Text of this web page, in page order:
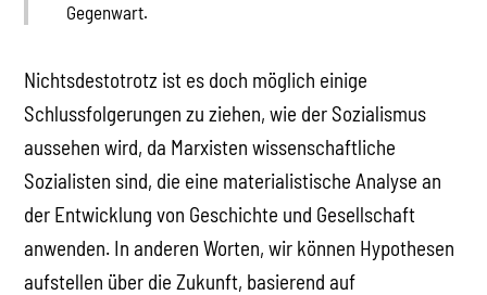
Gegenwart.
Nichtsdestotrotz ist es doch möglich einige
Schlussfolgerungen zu ziehen, wie der Sozialismus
aussehen wird, da Marxisten wissenschaftliche
Sozialisten sind, die eine materialistische Analyse an
der Entwicklung von Geschichte und Gesellschaft
anwenden. In anderen Worten, wir können Hypothesen
aufstellen über die Zukunft, basierend auf